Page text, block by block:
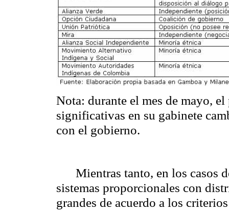
Nota: durante el mes de mayo,
significativas en su gabinete
con el gobierno.
Mientras tanto, en los casos
sistemas proporcionales con
grandes de acuerdo a los